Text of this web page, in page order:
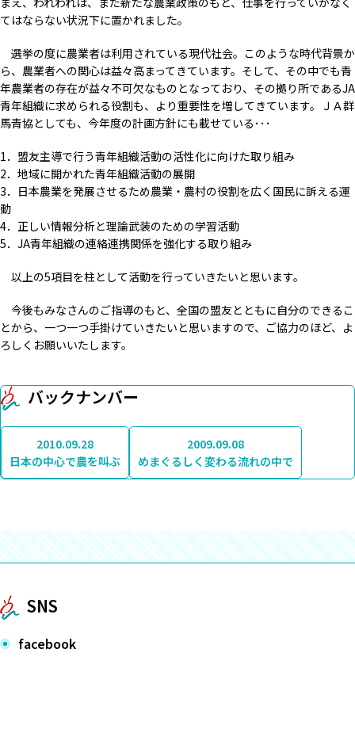
てはならない状況下に置かれました。
選挙の度に農業者は利用されている現代社会。このような時代背景か
ら、農業者への関心は益々高まってきています。そして、その中でも青
年農業者の存在が益々不可欠なものとなっており、その拠り所であるJA
青年組織に求められる役割も、より重要性を増してきています。ＪＡ群
馬青協としても、今年度の計画方針にも載せている･･･
1．盟友主導で行う青年組織活動の活性化に向けた取り組み
2．地域に開かれた青年組織活動の展開
3．日本農業を発展させるため農業・農村の役割を広く国民に訴える運
動
4．正しい情報分析と理論武装のための学習活動
5．JA青年組織の連絡連携関係を強化する取り組み
以上の5項目を柱として活動を行っていきたいと思います。
今後もみなさんのご指導のもと、全国の盟友とともに自分のできるこ
とから、一つ一つ手掛けていきたいと思いますので、ご協力のほど、よ
ろしくお願いいたします。
バックナンバー
2010.09.28
日本の中心で農を叫ぶ
2009.09.08
めまぐるしく変わる流れの中で
SNS
facebook